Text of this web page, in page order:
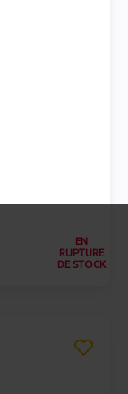
EN
RUPTURE
DE STOCK